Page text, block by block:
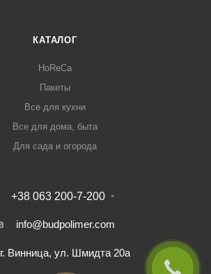
КАТАЛОГ
HoReCa
Пакеты
Все для кухни
Все для дома, быта
Для сада и огорода
+38 063 200-7-200
info@budpolimer.com
г. Винница, ул. Шмидта 20а